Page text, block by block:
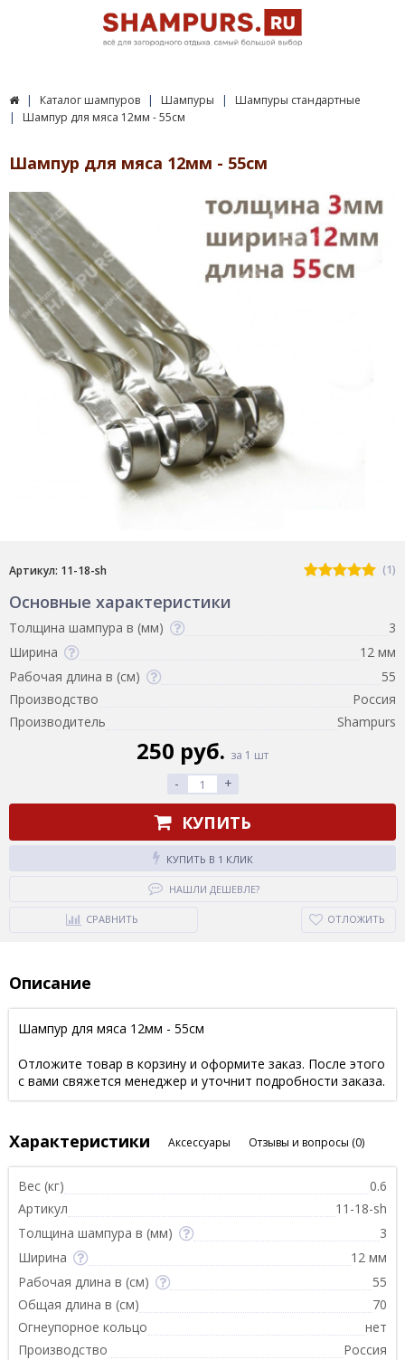
Каталог шампуров Шампуры
Шампуры стандартные
Шампур для мяса 12мм - 55см
Шампур для мяса 12мм - 55см
Артикул: 11-18-sh (1)
Основные характеристики
Толщина шампура в (мм)
3
Ширина
12 мм
Рабочая длина в (см)
55
Производство
Россия
Производитель
Shampurs
250 руб. за 1 шт
- +
КУПИТЬ
КУПИТЬ В 1 КЛИК
НАШЛИ ДЕШЕВЛЕ?
СРАВНИТЬ ОТЛОЖИТЬ
Описание
Шампур для мяса 12мм - 55см
Отложите товар в корзину и оформите заказ. После этого
с вами свяжется менеджер и уточнит подробности заказа.
Характеристики Аксессуары Отзывы и вопросы (0)
Вес (кг)
0.6
Артикул
11-18-sh
Толщина шампура в (мм)
3
Ширина
12 мм
Рабочая длина в (см)
55
Общая длина в (см)
70
Огнеупорное кольцо
нет
Производство
Россия